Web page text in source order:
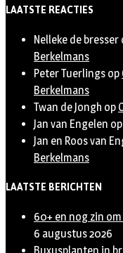
LAATSTE REACTIES
Nelleke de bresser
Berkelmans
Peter Tuerlings op
Berkelmans
Twan de Jongh op
Jan van Engelen op
Jan en Roos van
Berkelmans
LAATSTE BERICHTEN
60+ en nog zin
6 augustus 2026